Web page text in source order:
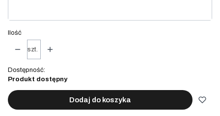
Ilość
szt.
Dostępność:
Produkt dostępny
Dodaj do koszyka